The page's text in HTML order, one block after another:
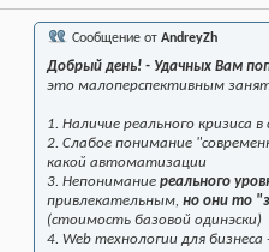
Сообщение от AndreyZh
Добрый день! - Удачных Вам
это малоперспективным
1. Наличие реального кризиса
2. Слабое понимание
какой автоматизации
3. Непонимание реального
привлекательным, но они то
(стоимость базовой одинэски)
4. Web технологии для